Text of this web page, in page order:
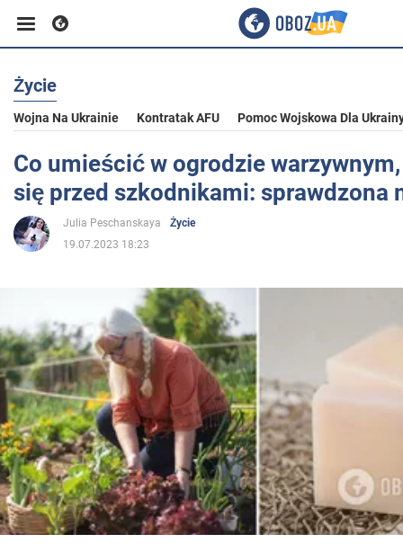
Biznes
Sport
Rozrywka
Polityka
Społeczeństwo
Wojna na Ukrainie
Świat
Życie
Wojna Na Ukrainie Kontratak AFU Pomoc Wojskowa Dla
Co umieścić w ogrodzie
się przed szkodnikami: sprawdzona
Julia Peschanskaya
Życie
19.07.2023 18:23